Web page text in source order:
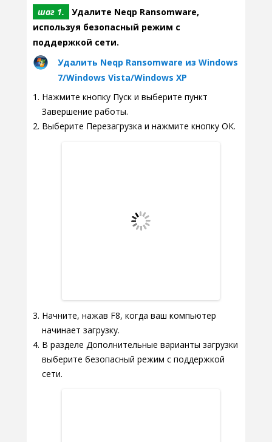
шаг 1.
Удалите Neqp Ransomware,
используя безопасный режим с
поддержкой сети.
Удалить Neqp Ransomware из Windows
7/Windows Vista/Windows XP
Нажмите кнопку Пуск и выберите пункт
Завершение работы.
Выберите Перезагрузка и нажмите кнопку ОК.
Начните, нажав F8, когда ваш компьютер
начинает загрузку.
В разделе Дополнительные варианты загрузки
выберите безопасный режим с поддержкой
сети.